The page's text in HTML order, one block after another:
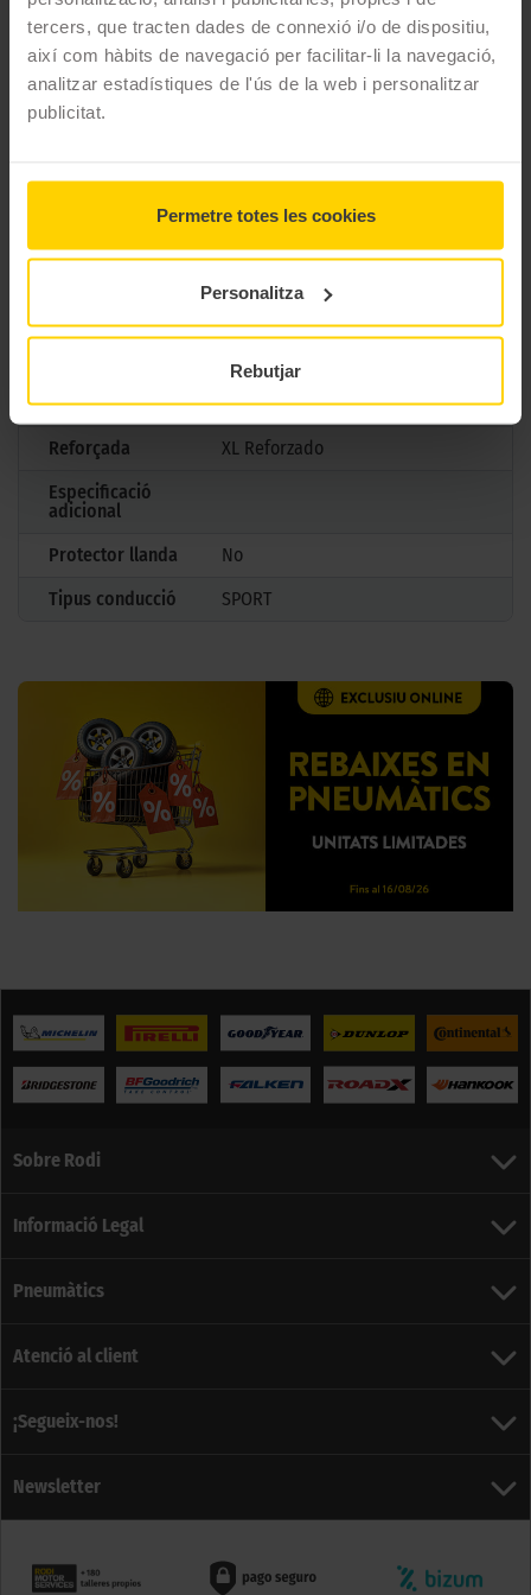
tercers, que tracten dades de connexió i/o de dispositiu,
així com hàbits de navegació per facilitar-li la navegació,
analitzar estadístiques de l'ús de la web i personalitzar
publicitat.
Permetre totes les cookies
Personalitza
Rebutjar
CARACTERÍSTIQUES TÈCNIQUES
Marca
Pirelli
Mesures
225/40 R19 93 Y
Estiu
MO
Tipus antipunxades
Extended
Reforçada
XL Reforzado
Especificació
adicional
Protector llanda
No
Tipus conducció
SPORT
Sobre Rodi
Informació Legal
Pneumàtics
Atenció al client
¡Segueix-nos!
Newsletter